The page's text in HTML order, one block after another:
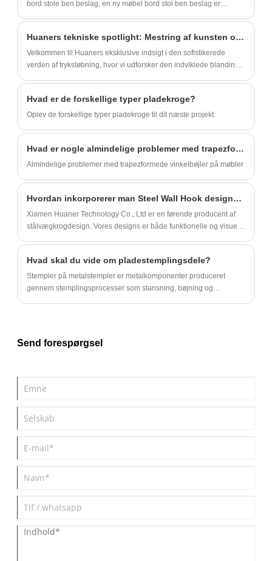
bord stole ben beslag, en ny møbel bord stol ben beslag er
Huaners tekniske spotlight: Mestring af kunsten og videnskaben ved støbning
Velkommen til Huaners eksklusive indsigt i den sofistikerede
verden af ​​trykstøbning, hvor vi udforsker den indviklede blanding
Hvad er de forskellige typer pladekroge?
Oplev de forskellige typer pladekroge til dit næste projekt.
Hvad er nogle almindelige problemer med trapezformede vinkelbøjler på møbler?
Almindelige problemer med trapezformede vinkelbøjler på møbler
Hvordan inkorporerer man Steel Wall Hook designs i din minimalistiske indretning?
Xiamen Huaner Technology Co., Ltd er en førende producent af
stålvægkrogdesign. Vores designs er både funktionelle og visuelt
Hvad skal du vide om pladestemplingsdele?
Stempler på metalstempler er metalkomponenter produceret
gennem stemplingsprocesser som stansning, bøjning og
Send forespørgsel